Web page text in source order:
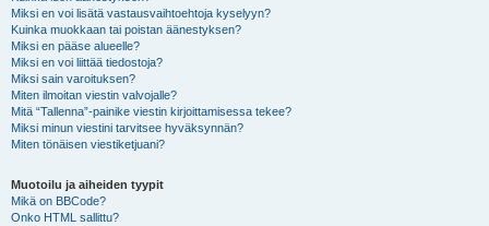
Miksi en voi lisätä vastausvaihtoehtoja kyselyyn?
Kuinka muokkaan tai poistan äänestyksen?
Miksi en pääse alueelle?
Miksi en voi liittää tiedostoja?
Miksi sain varoituksen?
Miten ilmoitan viestin valvojalle?
Mitä “Tallenna”-painike viestin kirjoittamisessa tekee?
Miksi minun viestini tarvitsee hyväksynnän?
Miten tönäisen viestiketjuani?
Muotoilu ja aiheiden tyypit
Mikä on BBCode?
Onko HTML sallittu?